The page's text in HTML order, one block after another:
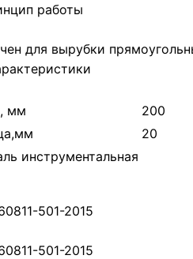
работы
для вырубки
мм
200
20
инструментальная
501-2015
501-2015